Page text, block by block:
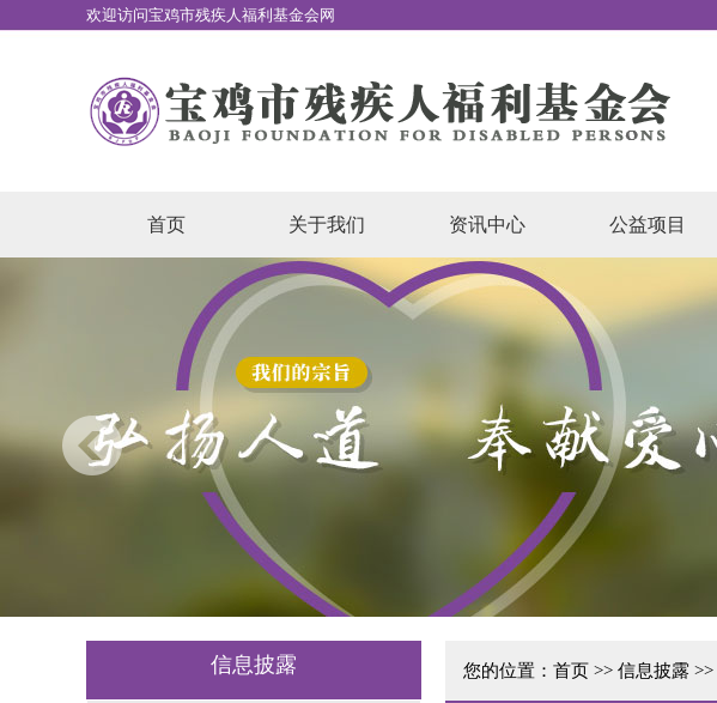
欢迎访问宝鸡市残疾人福利基金会网
首页 关于我们 资讯中心 公益项目
信息披露 您的位置： 首页 >> 信息披露 >>